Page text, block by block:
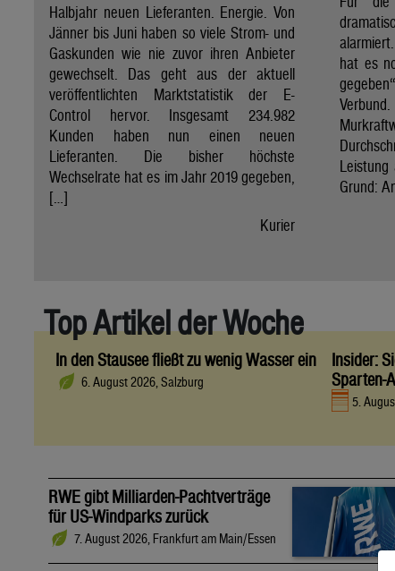
Halbjahr neuen Lieferanten. Energie. Von
Jänner bis Juni haben so viele Strom- und
Gaskunden wie nie zuvor ihren Anbieter
gewechselt. Das geht aus der aktuell
veröffentlichten Marktstatistik der E-
Control hervor. Insgesamt 234.982
Kunden haben nun einen neuen
Lieferanten. Die bisher höchste
Wechselrate hat es im Jahr 2019 gegeben,
[…]
Kurier
hat es
Grund:
Top Artikel der Woche
In den Stausee fließt zu wenig Wasser ein
6. August 2026, Salzburg
Insider:
Sparten-
5.
RWE gibt Milliarden-Pachtverträge
für US-Windparks zurück
7. August 2026, Frankfurt am Main/Essen